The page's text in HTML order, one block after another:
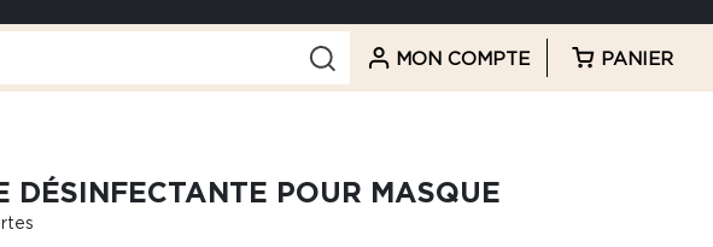
MON COMPTE PANIER
DÉSINFECTANTE POUR MASQUE